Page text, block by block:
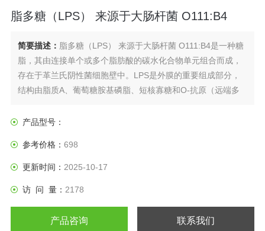
脂多糖（LPS） 来源于大肠杆菌 O111:B4
简要描述： 脂多糖（LPS） 来源于大肠杆菌 O111:B4是一种糖
脂，其由连接单个或多个脂肪酸的碳水化合物单元组合而成，
存在于革兰氏阴性菌细胞壁中。LPS是外膜的重要组成部分，
结构由脂质A、葡萄糖胺基磷脂、短核寡糖和O-抗原（远端多
产品型号：
参考价格： 698
更新时间： 2025-10-17
访 问 量： 2178
产品咨询 联系我们